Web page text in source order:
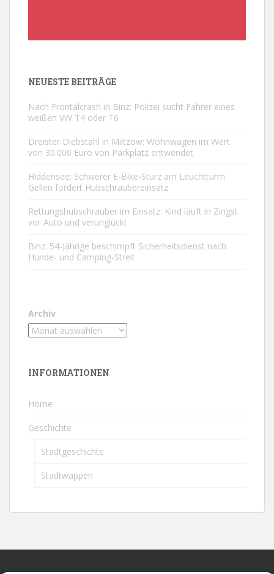
NEUESTE BEITRÄGE
Nach Frontalcrash in Binz: Polizei sucht Fahrer eines
weißen VW T4 oder T6
Dreister Diebstahl in Miltzow: Wohnwagen im Wert
von 30.000 Euro von Parkplatz entwendet
Hiddensee: Schwerer E-Bike-Sturz am Leuchtturm
Gellen fordert Hubschraubereinsatz
Rettungshubschrauber im Einsatz: Kind läuft in Zingst
vor Auto und verunglückt
Binz: 54-Jährige beschimpft Sicherheitsdienst nach
Hunde- und Camping-Streit
Archiv
INFORMATIONEN
Home
Geschichte
Stadtgeschichte
Stadtwappen